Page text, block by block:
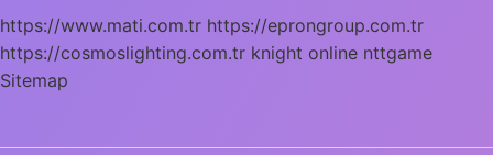
https://www.mati.com.tr https://eprongroup.com.tr
https://cosmoslighting.com.tr knight online nttgame
Sitemap